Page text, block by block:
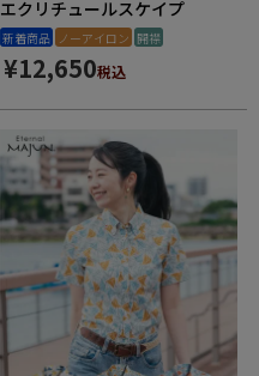
エクリチュールスケイプ
新着商品 ノーアイロン 開襟
¥12,650税込